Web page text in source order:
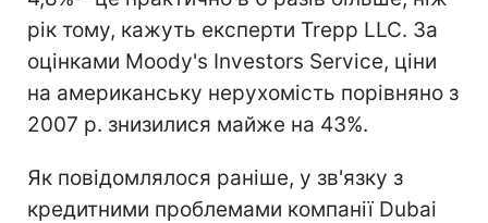
рік тому, кажуть експерти Trepp LLC. За
оцінками Moody's Investors Service, ціни
на американську нерухомість порівняно з
2007 р. знизилися майже на 43%.
Як повідомлялося раніше, у зв'язку з
кредитними проблемами компанії Dubai